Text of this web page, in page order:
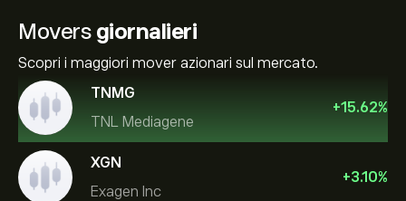
Movers giornalieri
Scopri i maggiori mover azionari sul mercato.
TNMG
TNL Mediagene
+15.62%
XGN
Exagen Inc
+3.10%